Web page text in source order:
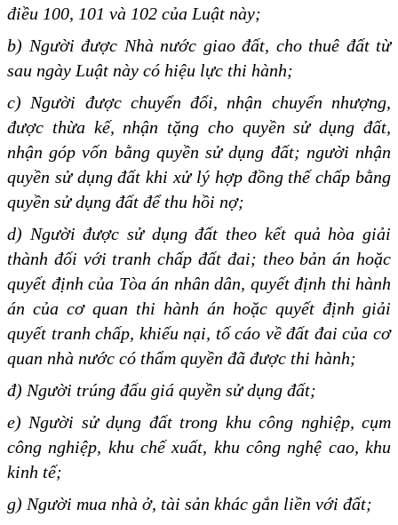
điều 100, 101 và 102 của Luật này;
b) Người được Nhà nước giao đất, cho thuê đất từ
sau ngày Luật này có hiệu lực thi hành;
c) Người được chuyển đổi, nhận chuyển nhượng,
được thừa kế, nhận tặng cho quyền sử dụng đất,
nhận góp vốn bằng quyền sử dụng đất; người nhận
quyền sử dụng đất khi xử lý hợp đồng thế chấp bằng
quyền sử dụng đất để thu hồi nợ;
d) Người được sử dụng đất theo kết quả hòa giải
thành đối với tranh chấp đất đai; theo bản án hoặc
quyết định của Tòa án nhân dân, quyết định thi hành
án của cơ quan thi hành án hoặc quyết định giải
quyết tranh chấp, khiếu nại, tố cáo về đất đai của cơ
quan nhà nước có thẩm quyền đã được thi hành;
đ) Người trúng đấu giá quyền sử dụng đất;
e) Người sử dụng đất trong khu công nghiệp, cụm
công nghiệp, khu chế xuất, khu công nghệ cao, khu
kinh tế;
g) Người mua nhà ở, tài sản khác gắn liền với đất;